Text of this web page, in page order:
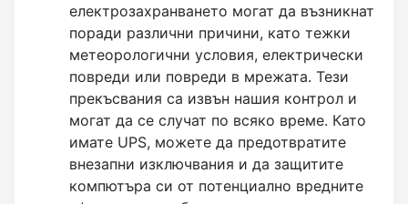
електрозахранването могат да възникнат
поради различни причини, като тежки
метеорологични условия, електрически
повреди или повреди в мрежата. Тези
прекъсвания са извън нашия контрол и
могат да се случат по всяко време. Като
имате UPS, можете да предотвратите
внезапни изключвания и да защитите
компютъра си от потенциално вредните